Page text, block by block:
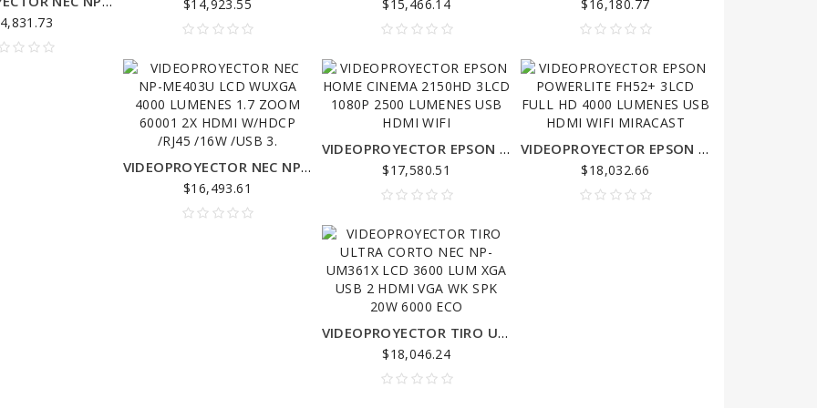
$14,923.55 $15,466.14 $16,180.77
VIDEOPROYECTOR NEC NP-ME403U LCD WUXGA 4000 LUMENES 1.7 ZOOM 60001 2X HDMI W/HDCP /RJ45 /16W /USB 3.
$16,493.61
VIDEOPROYECTOR EPSON HOME CINEMA 2150HD 3LCD 1080P 2500 LUMENES USB HDMI WIFI
$17,580.51
VIDEOPROYECTOR EPSON POWERLITE FH52+ 3LCD FULL HD 4000 LUMENES USB HDMI WIFI MIRACAST
$18,032.66
VIDEOPROYECTOR TIRO ULTRA CORTO NEC NP-UM361X LCD 3600 LUM XGA USB 2 HDMI VGA WK SPK 20W 6000 ECO
$18,046.24